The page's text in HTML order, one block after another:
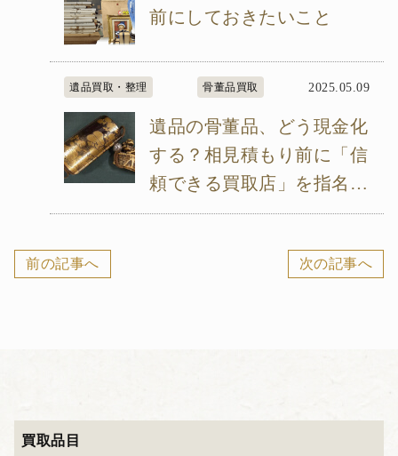
前にしておきたいこと
遺品買取・整理 骨董品買取 2025.05.09
遺品の骨董品、どう現金化
する？相見積もり前に「信
頼できる買取店」を指名す
べき理由
前の記事へ 次の記事へ
買取品目